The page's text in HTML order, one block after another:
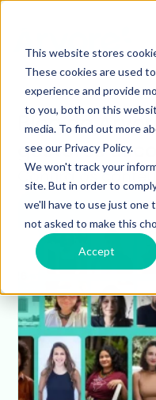
This website stores
These cookies are used
experience and provide
to you, both on this
media. To find out more
see our Privacy Policy.
We won't track your
site. But in order to
we'll have to use just one
not asked to make this
Accept
Blog da
gestores
Confira os